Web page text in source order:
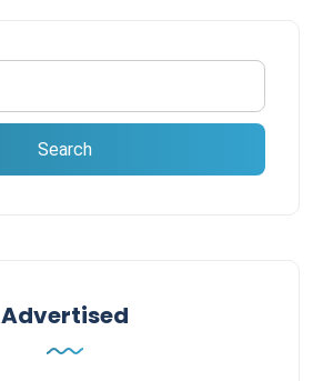
Advertised